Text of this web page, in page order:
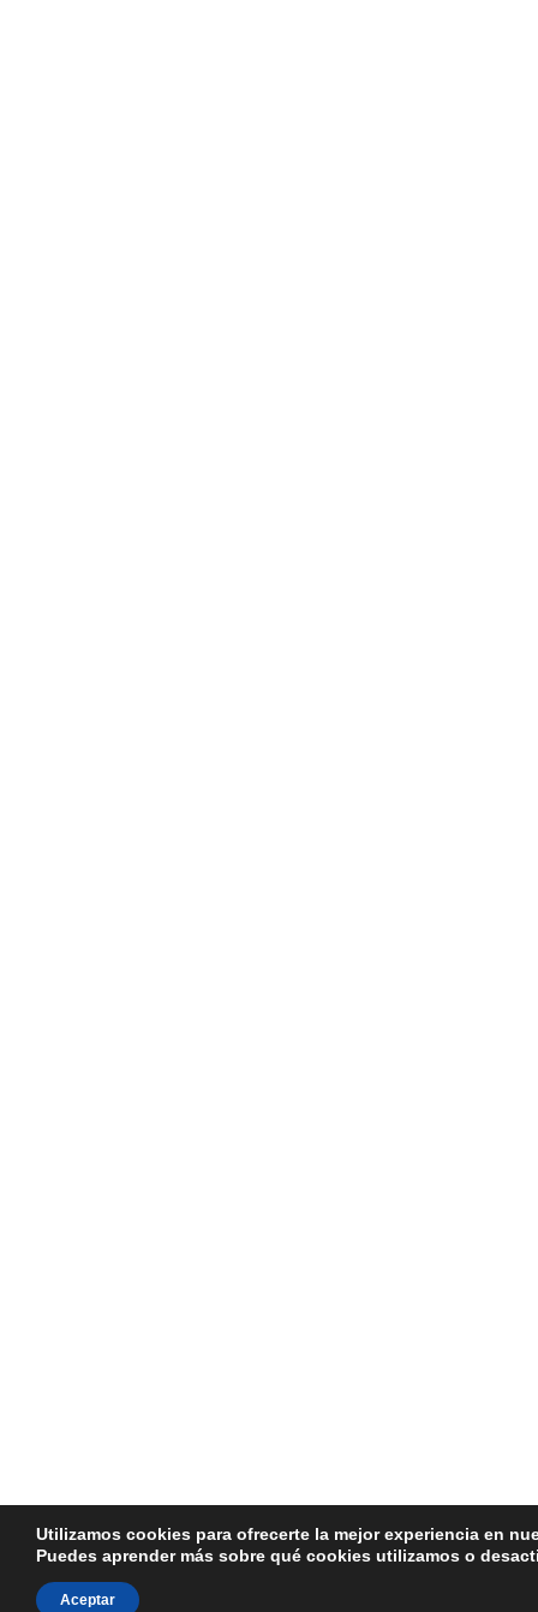
Utilizamos cookies para ofrecerte la mejor experiencia en
Puedes aprender más sobre qué cookies utilizamos o
Aceptar